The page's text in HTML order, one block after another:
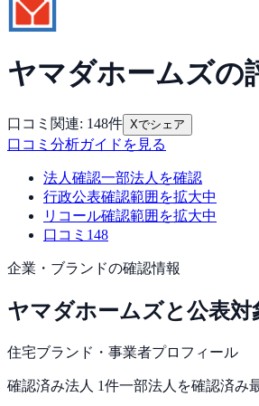
ヤマダホームズの
口コミ関連: 148件 Xでシェア
口コミ分析ガイドを見る
法人確認一部法人を確認
行政公表確認範囲を拡大中
リコール確認範囲を拡大中
口コミ 148
企業・ブランドの確認情報
ヤマダホームズと公表対
住宅ブランド・事業者プロフィール
確認済み法人 1件一部法人を確認済み